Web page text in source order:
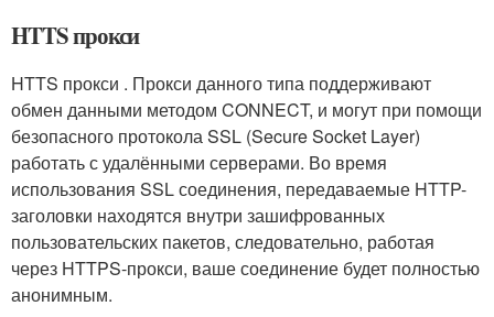
HTTS прокси
HTTS прокси . Прокси данного типа поддерживают
обмен данными методом CONNECT, и могут при помощи
безопасного протокола SSL (Secure Socket Layer)
работать с удалёнными серверами. Во время
использования SSL соединения, передаваемые HTTP-
заголовки находятся внутри зашифрованных
пользовательских пакетов, следовательно, работая
через HTTPS-прокси, ваше соединение будет полностью
анонимным.